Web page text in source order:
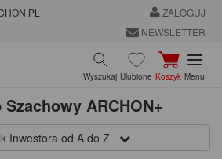
ZALOGUJ
NEWSLETTER
Wyszukaj Ulubione Koszyk Menu
ARCHON+
Inwestora od A do Z